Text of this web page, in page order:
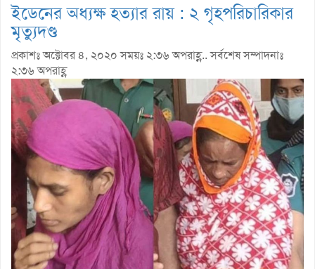
ইডেনের অধ্যক্ষ হত্যার রায় : ২ গৃহপরিচারিকার
মৃত্যুদণ্ড
প্রকাশঃ অক্টোবর ৪, ২০২০ সময়ঃ ২:৩৬ অপরাহ্ণ.. সর্বশেষ সম্পাদনাঃ
২:৩৬ অপরাহ্ণ